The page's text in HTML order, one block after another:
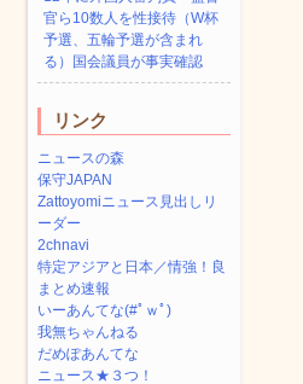
官ら10数人を性接待（W杯
予選、五輪予選が含まれ
る）国会議員が事実確認
リンク
ニュースの森
保守JAPAN
Zattoyomiニュース見出しリ
ーダー
2chnavi
特定アジアと日本／情強！良
まとめ速報
いーあんてな(#ﾟｗﾟ)
我無ちゃんねる
だめぽあんてな
ニュース★３つ！